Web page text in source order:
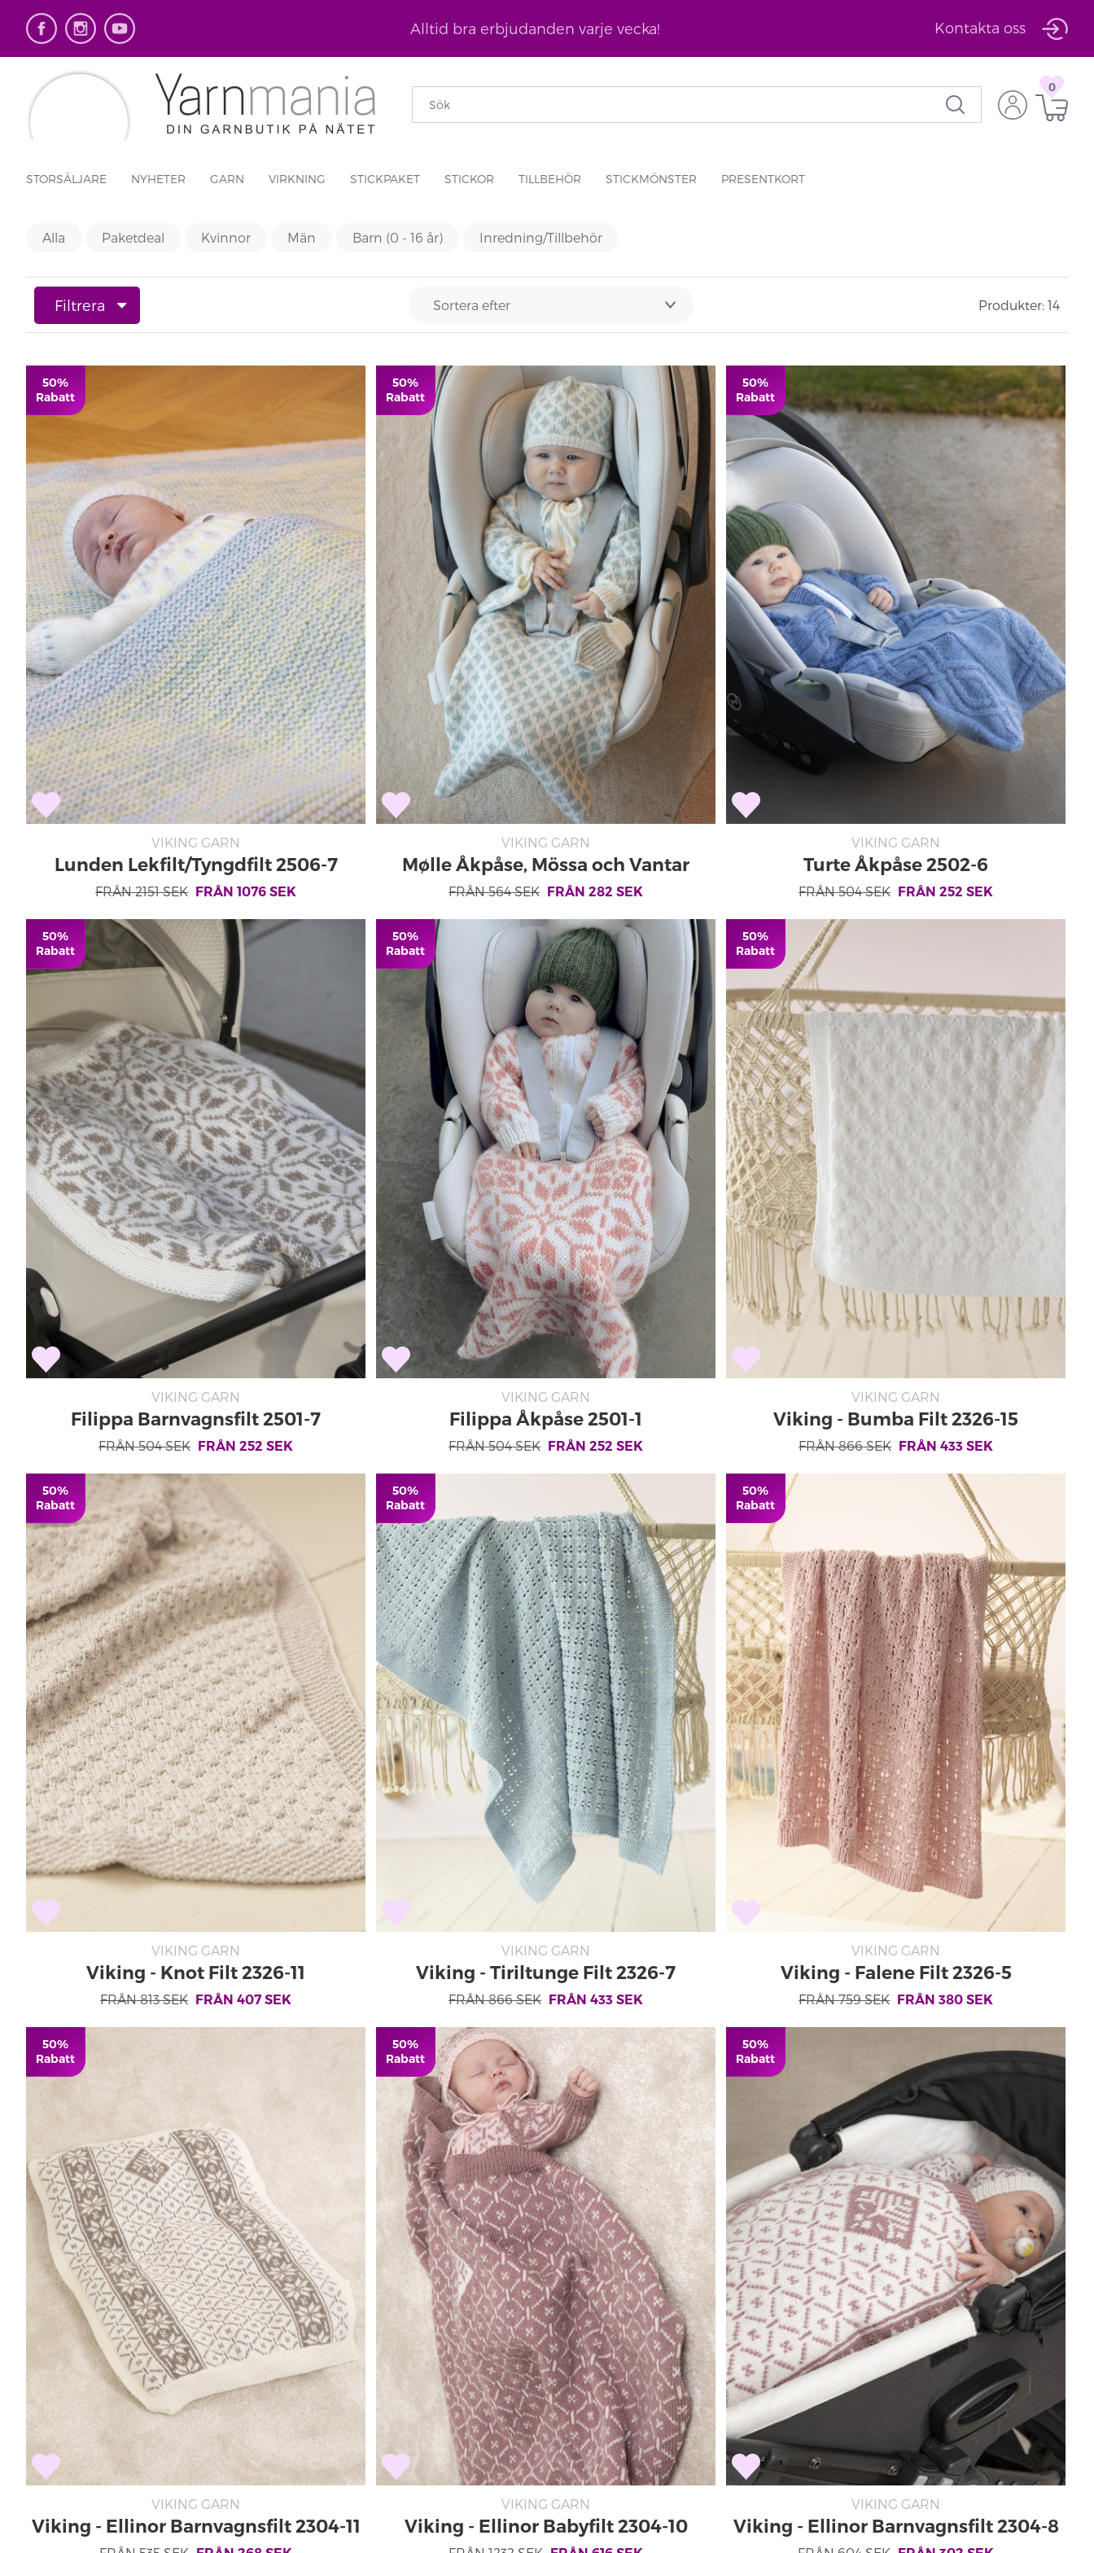
Alltid bra erbjudanden varje vecka! Kontakta oss
0
STORSÄLJARE NYHETER GARN VIRKNING STICKPAKET STICKOR TILLBEHÖR STICKMÖNSTER PRESENTKORT
Alla Paketdeal Kvinnor Män Barn (0 - 16 år) Inredning/Tillbehör
Filtrera Produkter: 14
50%
Rabatt
VIKING GARN
Lunden Lekfilt/Tyngdfilt 2506-7
FRÅN 2151SEK FRÅN 1076 SEK
50%
Rabatt
VIKING GARN
Mølle Åkpåse, Mössa och Vantar
2506-6
FRÅN 564SEK FRÅN 282 SEK
50%
Rabatt
VIKING GARN
Turte Åkpåse 2502-6
FRÅN 504SEK FRÅN 252 SEK
50%
Rabatt
VIKING GARN
Filippa Barnvagnsfilt 2501-7
FRÅN 504SEK FRÅN 252 SEK
50%
Rabatt
VIKING GARN
Filippa Åkpåse 2501-1
FRÅN 504SEK FRÅN 252 SEK
50%
Rabatt
VIKING GARN
Viking - Bumba Filt 2326-15
FRÅN 866SEK FRÅN 433 SEK
50%
Rabatt
VIKING GARN
Viking - Knot Filt 2326-11
FRÅN 813SEK FRÅN 407 SEK
50%
Rabatt
VIKING GARN
Viking - Tiriltunge Filt 2326-7
FRÅN 866SEK FRÅN 433 SEK
50%
Rabatt
VIKING GARN
Viking - Falene Filt 2326-5
FRÅN 759SEK FRÅN 380 SEK
50%
Rabatt
VIKING GARN
Viking - Ellinor Barnvagnsfilt 2304-11
50%
Rabatt
VIKING GARN
Viking - Ellinor Babyfilt 2304-10
50%
Rabatt
VIKING GARN
Viking - Ellinor Barnvagnsfilt 2304-8